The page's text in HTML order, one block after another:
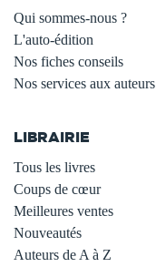
Qui sommes-nous ?
L'auto-édition
Nos fiches conseils
Nos services aux auteurs
LIBRAIRIE
Tous les livres
Coups de cœur
Meilleures ventes
Nouveautés
Auteurs de A à Z